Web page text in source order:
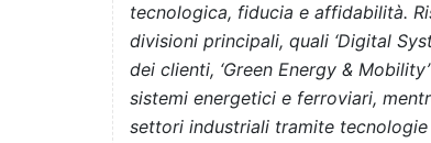
tecnologica, fiducia e affidabilità.
divisioni principali, quali ‘Digital
dei clienti, ‘Green Energy &
sistemi energetici e ferroviari,
settori industriali tramite